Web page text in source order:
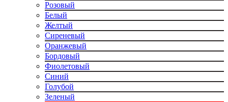
Розовый
Белый
Желтый
Сиреневый
Оранжевый
Бордовый
Фиолетовый
Синий
Голубой
Зеленый